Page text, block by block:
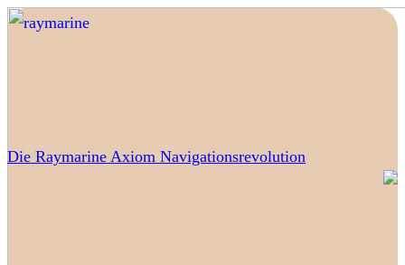
Die Raymarine Axiom Navigationsrevolution